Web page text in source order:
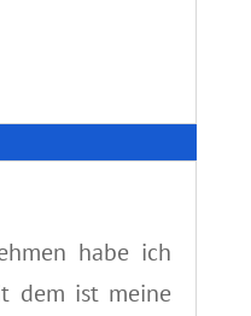
habe ich
dem ist meine